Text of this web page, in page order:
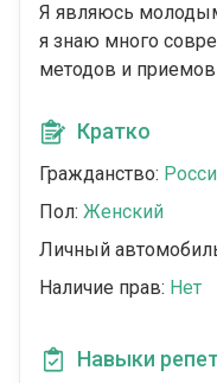
Я являюсь
я знаю много
методов и
Кратко
Гражданство:
Пол: Женский
Личный
Наличие прав: Нет
Навыки